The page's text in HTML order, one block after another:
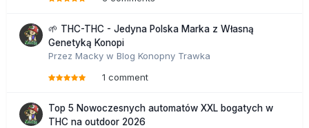
🌱 THC-THC - Jedyna Polska Marka z Własną
Genetyką Konopi
Przez Macky w Blog Konopny Trawka
1 comment
Top 5 Nowoczesnych automatów XXL bogatych w
THC na outdoor 2026